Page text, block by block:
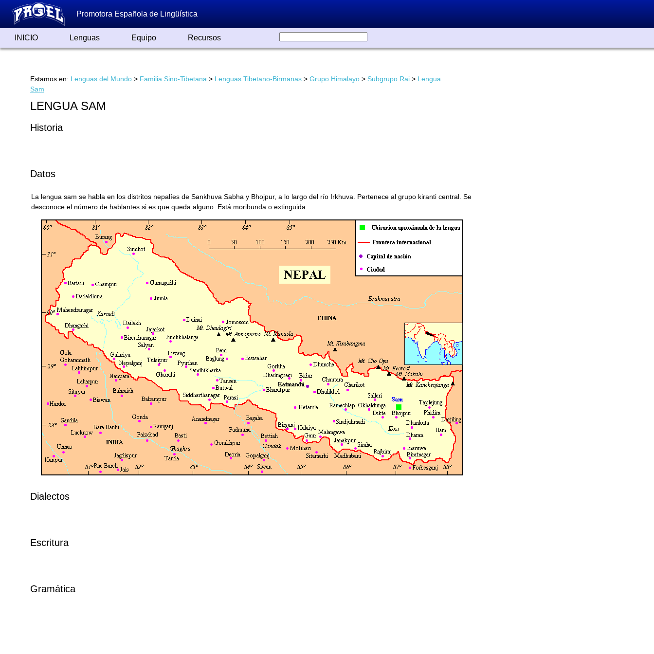
Promotora Española de Lingüística
INICIO Lenguas Equipo Recursos
Estamos en: Lenguas del Mundo > Familia Sino-Tibetana > Lenguas Tibetano-Birmanas > Grupo Himalayo > Subgrupo Rai > Lengua
Sam
LENGUA SAM
Historia
Datos
La lengua sam se habla en los distritos nepalíes de Sankhuva Sabha y Bhojpur, a lo largo del río Irkhuva. Pertenece al grupo kiranti central. Se
desconoce el número de hablantes si es que queda alguno. Está moribunda o extinguida.
Dialectos
Escritura
Gramática